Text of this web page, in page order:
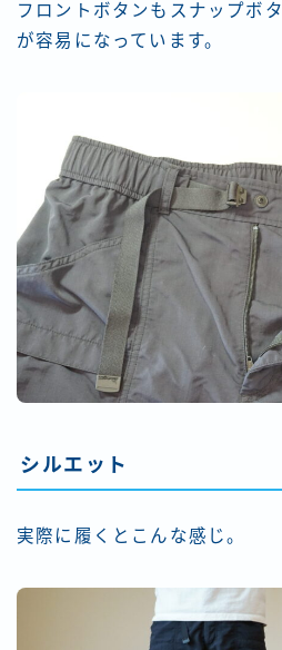
フロントボタンもスナップボ
が容易になっています。
シルエット
実際に履くとこんな感じ。